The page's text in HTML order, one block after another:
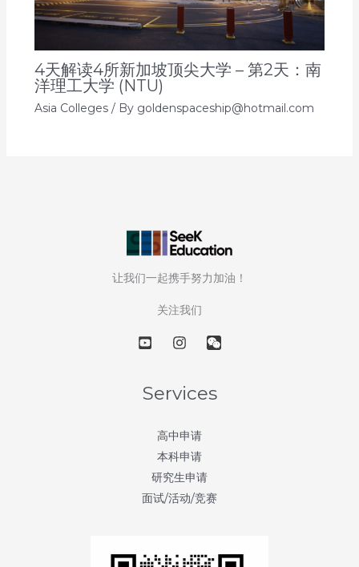
4天解读4所新加坡顶尖大学 – 第2天：南
洋理工大学 (NTU)
Asia Colleges/ By goldenspaceship@hotmail.com
让我们一起携手努力加油！
关注我们
Services
高中申请
本科申请
研究生申请
面试/活动/竞赛